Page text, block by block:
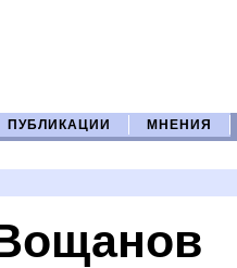
ПУБЛИКАЦИИ МНЕНИЯ